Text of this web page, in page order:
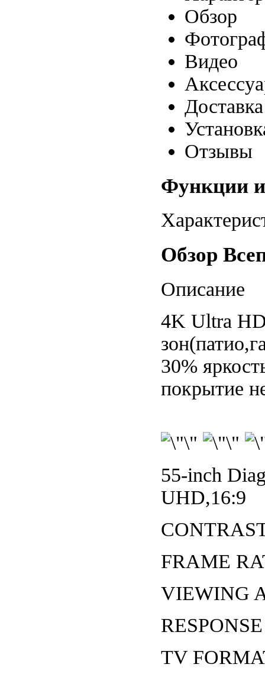
Обзор
Видео
Доставка
Отзывы
Функции и
Обзор
Описание
4K Ultra HD
30%
покрытие
55-inch
UHD,16:9
FRAME
VIEWING
TV